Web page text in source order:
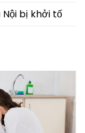
Nội bị khởi tố